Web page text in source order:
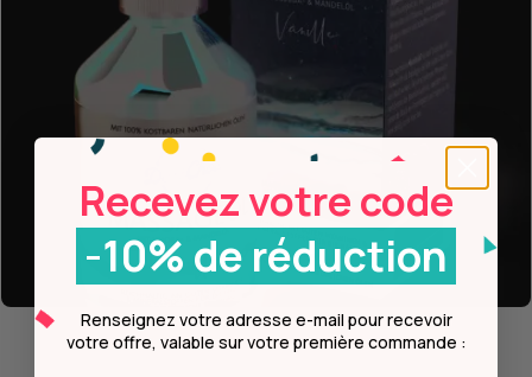
Recevez votre code
-10% de réduction
Renseignez votre adresse e-mail pour recevoir
votre offre, valable sur votre première commande :